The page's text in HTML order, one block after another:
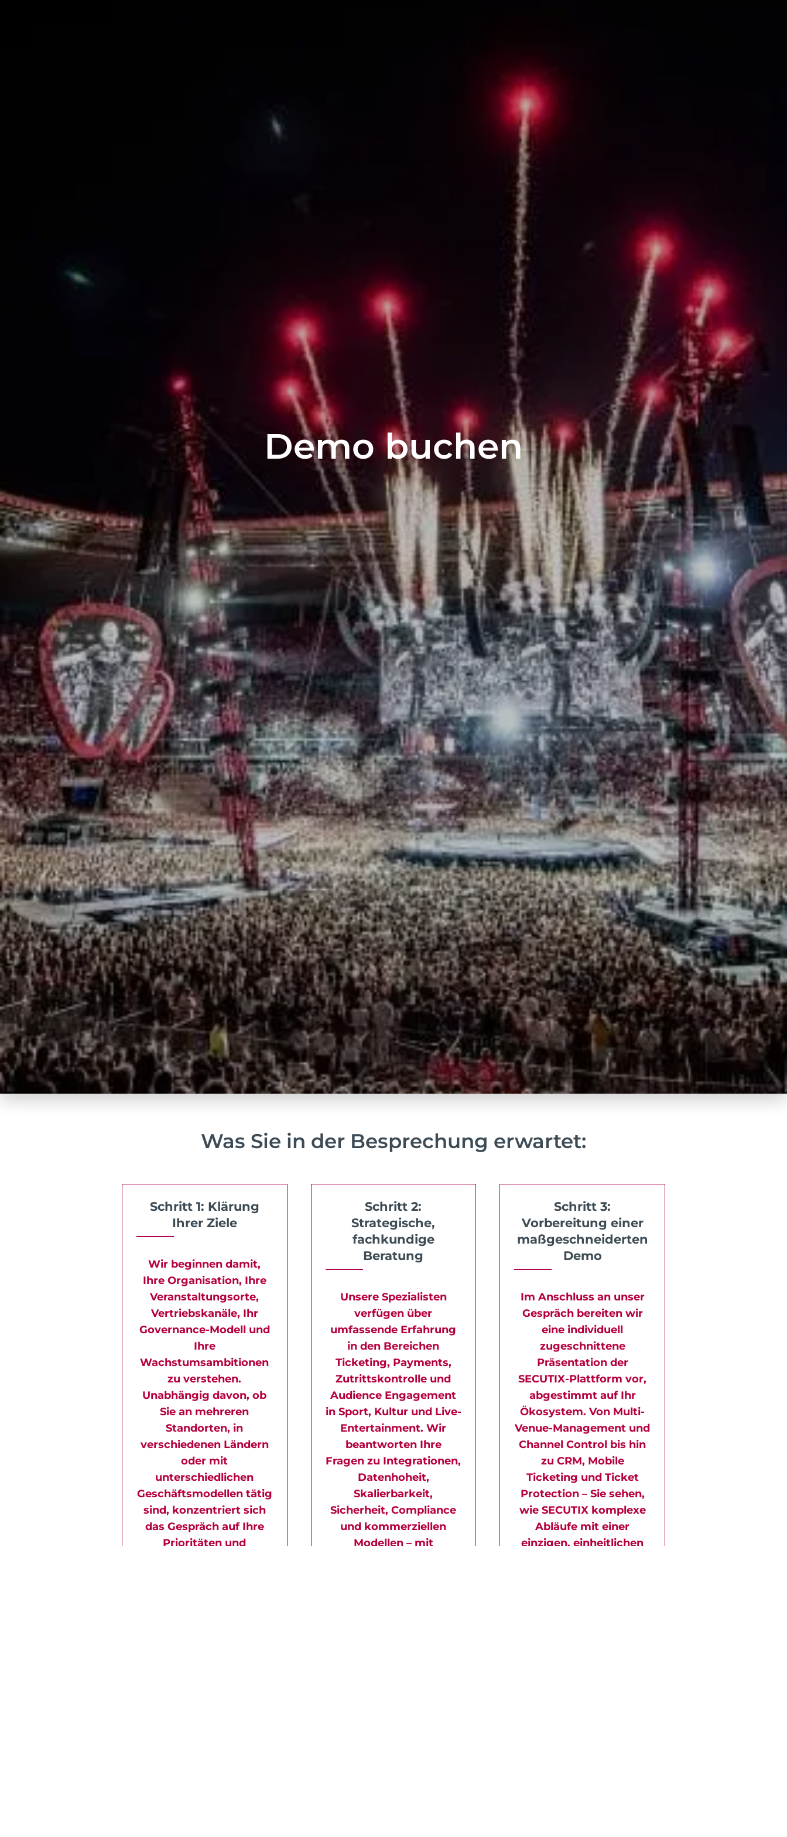
Demo buchen
Was Sie in der Besprechung erwartet:
Schritt 1: Klärung
Ihrer Ziele
Wir beginnen damit,
Ihre Organisation, Ihre
Veranstaltungsorte,
Vertriebskanäle, Ihr
Governance-Modell und
Ihre
Wachstumsambitionen
zu verstehen.
Unabhängig davon, ob
Sie an mehreren
Standorten, in
verschiedenen Ländern
oder mit
unterschiedlichen
Geschäftsmodellen tätig
sind, konzentriert sich
das Gespräch auf Ihre
Prioritäten und
Schritt 2:
Strategische,
fachkundige
Beratung
Unsere Spezialisten
verfügen über
umfassende Erfahrung
in den Bereichen
Ticketing, Payments,
Zutrittskontrolle und
Audience Engagement
in Sport, Kultur und Live-
Entertainment. Wir
beantworten Ihre
Fragen zu Integrationen,
Datenhoheit,
Skalierbarkeit,
Sicherheit, Compliance
und kommerziellen
Modellen – mit
Schritt 3:
Vorbereitung einer
maßgeschneiderten
Demo
Im Anschluss an unser
Gespräch bereiten wir
eine individuell
zugeschnittene
Präsentation der
SECUTIX-Plattform vor,
abgestimmt auf Ihr
Ökosystem. Von Multi-
Venue-Management und
Channel Control bis hin
zu CRM, Mobile
Ticketing und Ticket
Protection – Sie sehen,
wie SECUTIX komplexe
Abläufe mit einer
einzigen, einheitlichen